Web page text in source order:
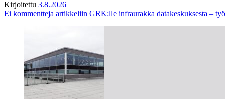
Kirjoitettu 3.8.2026
Ei kommentteja artikkeliin GRK:lle infraurakka datakeskuksesta –